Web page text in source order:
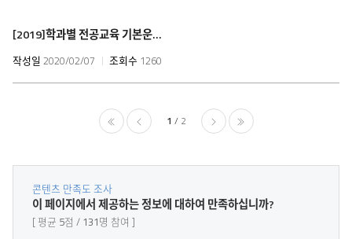
[2019]학과별 전공교육 기본운영체계 점검을 위한 지표 개발 연구
작성일 2020/02/07 조회수 1260
1 2
콘
텐
츠
콘텐츠 만족도 조사
이 페이지에서 제공하는 정보에 대하여 만족하십니까?
평균 5점 131명 참여